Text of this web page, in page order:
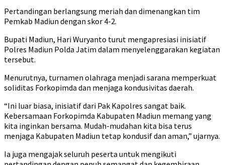
Pertandingan berlangsung meriah dan dimenangkan tim
Pemkab Madiun dengan skor 4-2.
Bupati Madiun, Hari Wuryanto turut mengapresiasi inisiatif
Polres Madiun Polda Jatim dalam menyelenggarakan kegiatan
tersebut.
Menurutnya, turnamen olahraga menjadi sarana memperkuat
soliditas Forkopimda dan menjaga kondusivitas daerah.
“Ini luar biasa, inisiatif dari Pak Kapolres sangat baik.
Kebersamaan Forkopimda Kabupaten Madiun memang yang
kita inginkan bersama. Mudah-mudahan kita bisa terus
menjaga Kabupaten Madiun tetap kondusif dan aman,” ujarnya.
Ia juga mengajak seluruh peserta untuk mengikuti